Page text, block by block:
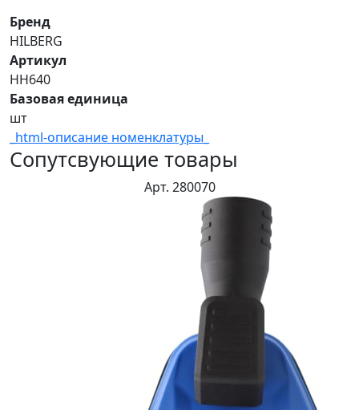
Бренд
HILBERG
Артикул
HH640
Базовая единица
шт
_html-описание номенклатуры_
Сопутсвующие товары
Арт. 280070